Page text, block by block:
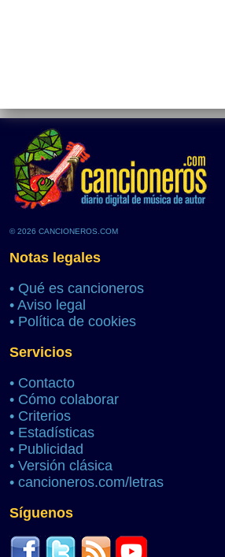
© 2026 CANCIONEROS.COM
Notas legales
• Qué es cancioneros
• Aviso legal
• Política de cookies
Servicios
• Contacto
• Cómo colaborar
• Criterios
• Estadísticas
• Publicidad
• Versión clásica
• cancioneros.com/letras
Síguenos